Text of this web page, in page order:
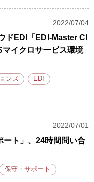
2022/07/04
ドEDI「EDI-Master Cl
イクロサービス環境
ンズ EDI
2022/07/01
ート」、24時間問い合
保守・サポート